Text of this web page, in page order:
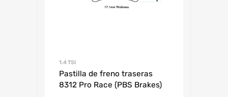
1.4 TSI
Pastilla de freno traseras
8312 Pro Race (PBS Brakes)